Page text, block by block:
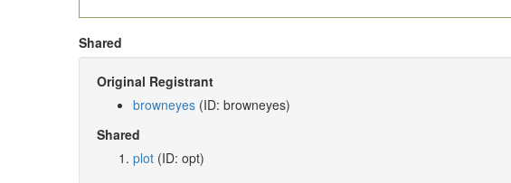
Shared
Original Registrant
browneyes (ID: browneyes)
Shared
plot (ID: opt)